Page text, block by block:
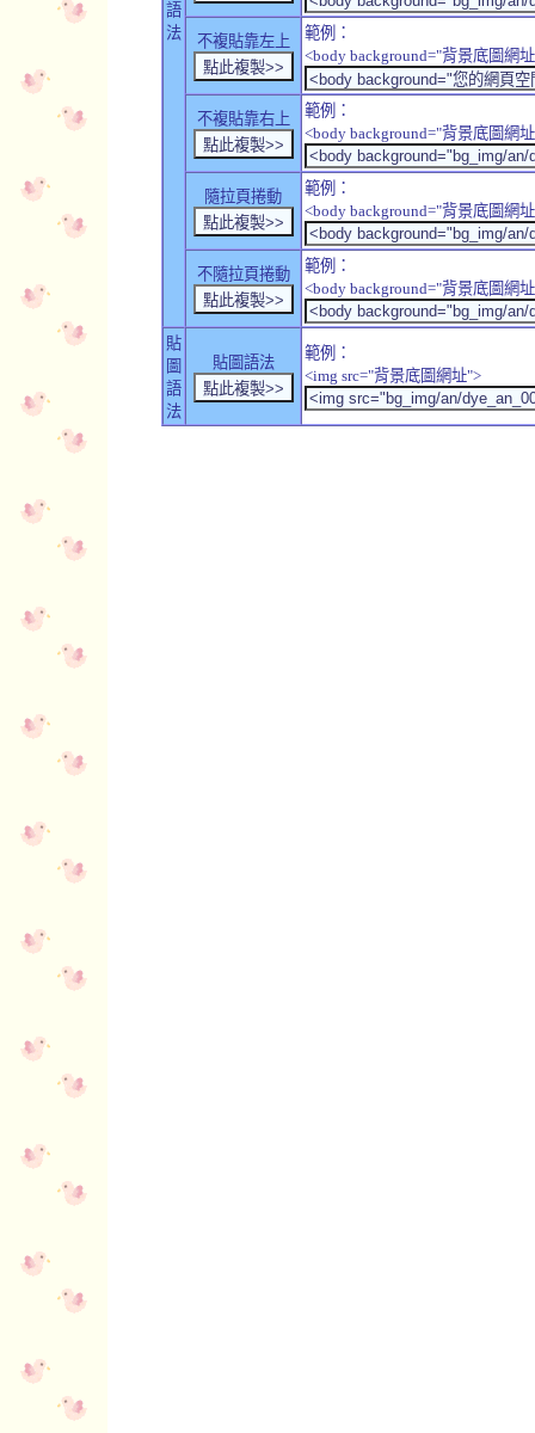
語
法
不複貼靠左上
範例：
<body background="背景底圖網
不複貼靠右上
範例：
<body background="背景底圖網
隨拉頁捲動
範例：
<body background="背景底圖網
不隨拉頁捲動
範例：
<body background="背景底圖網
貼
圖
語
法
貼圖語法
範例：
<img src="背景底圖網址">